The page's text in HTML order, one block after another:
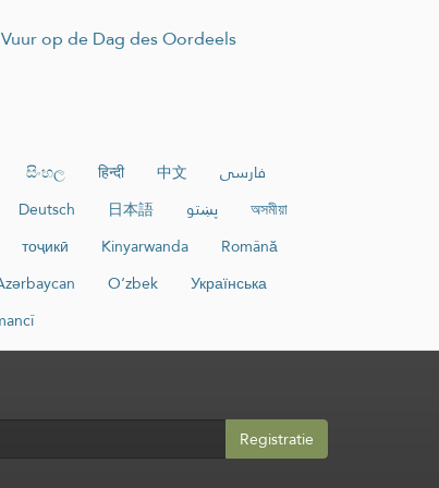
op de Dag des Oordeels
සිංහල हिन्दी 中文
فارسی
Deutsch 日本語 پښتو
অসমীয়া
тоҷикӣ Kinyarwanda
Română
O‘zbek
Українська
Registratie